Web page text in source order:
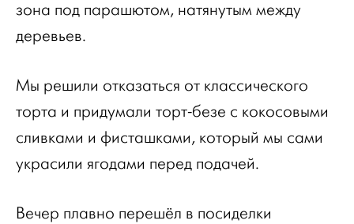
зона под парашютом, натянутым между
деревьев.
Мы решили отказаться от классического
торта и придумали торт-безе с кокосовыми
сливками и фисташками, который мы сами
украсили ягодами перед подачей.
Вечер плавно перешёл в посиделки